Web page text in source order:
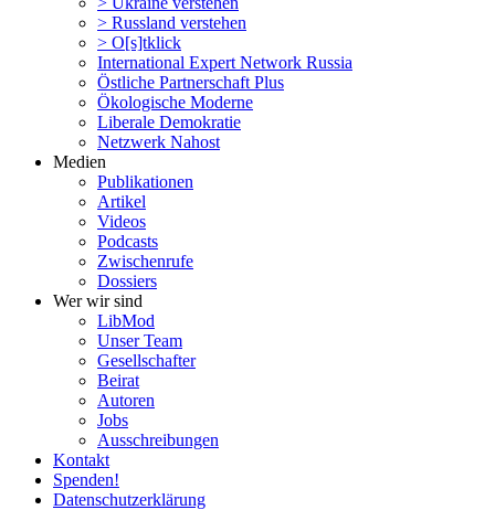
> Russland verstehen
> O[s]tklick
Inter­na­tional Expert Network Russia
Östliche Partner­schaft Plus
Ökolo­gische Moderne
Liberale Demokratie
Netzwerk Nahost
Medien
Publi­ka­tionen
Artikel
Videos
Podcasts
Zwischenrufe
Dossiers
Wer wir sind
LibMod
Unser Team
Gesell­schafter
Beirat
Autoren
Jobs
Ausschrei­bungen
Kontakt
Spenden!
Daten­schutz­er­klärung